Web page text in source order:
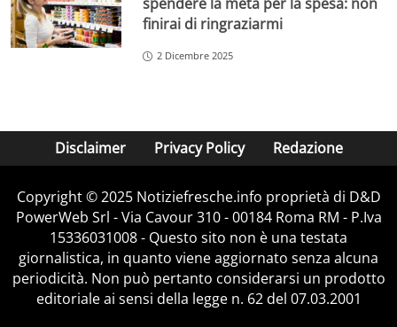
finirai di ringraziarmi
2 Dicembre 2025
Disclaimer Privacy Policy Redazione
Copyright © 2025 Notiziefresche.info proprietà di D&D
PowerWeb Srl - Via Cavour 310 - 00184 Roma RM - P.Iva
15336031008 - Questo sito non è una testata
giornalistica, in quanto viene aggiornato senza alcuna
periodicità. Non può pertanto considerarsi un prodotto
editoriale ai sensi della legge n. 62 del 07.03.2001